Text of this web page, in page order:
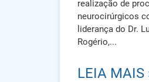
realização de
neurocirúrgicos
liderança do Dr.
Rogério,
LEIA MAIS